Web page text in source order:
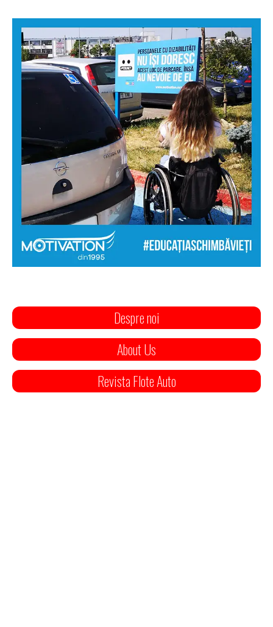
Despre noi
About Us
Revista Flote Auto